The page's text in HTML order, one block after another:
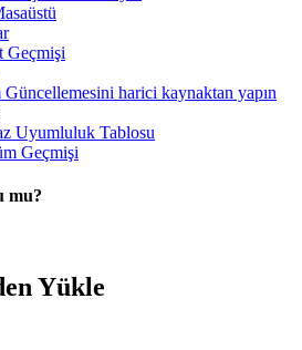
Geçmişi
Güncellemesini harici kaynaktan yapın
Uyumluluk Tablosu
Geçmişi
mu?
Yükle